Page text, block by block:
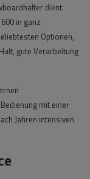
dient.
in ganz
Optionen,
gute Verarbeitung
mit einer
Jahren intensiven